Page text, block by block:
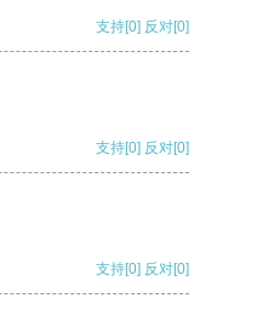
支持[0] 反对[0]
支持[0] 反对[0]
支持[0] 反对[0]